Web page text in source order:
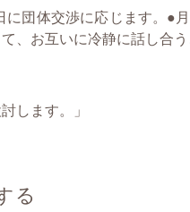
団体交渉に応じます。●
、お互いに冷静に話し合
します。」
る